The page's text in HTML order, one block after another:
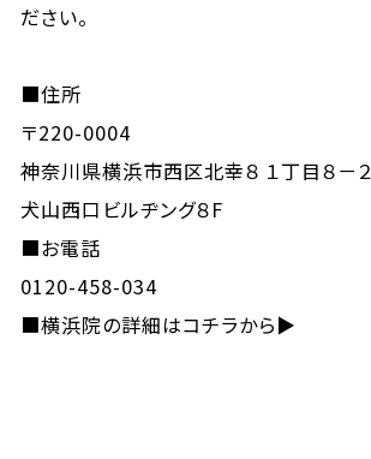
ださい。
■住所
〒220-0004
神奈川県横浜市西区北幸８ １丁目８－２
犬山西口ビルヂング８F
■お電話
0120-458-034
■横浜院の詳細はコチラから▶